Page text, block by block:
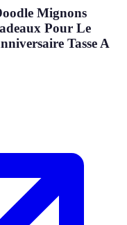
Mignons
Pour Le
Tasse A